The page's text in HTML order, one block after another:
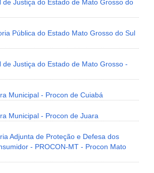
de Justiça do Estado de Mato Grosso do
Pública do Estado Mato Grosso do Sul
de Justiça do Estado de Mato Grosso -
Municipal - Procon de Cuiabá
Municipal - Procon de Juara
Adjunta de Proteção e Defesa dos
- PROCON-MT - Procon Mato